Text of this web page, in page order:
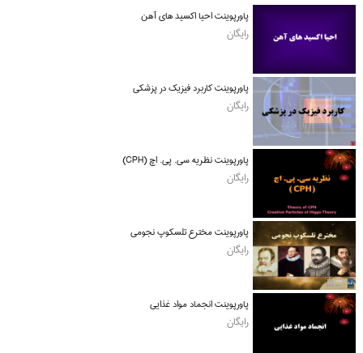
پاورپوینت احیا اکسید های آهن
رایگان
پاورپوینت کاربرد فیزیک در پزشکی
رایگان
پاورپوینت نظریه سی. پی. اچ (CPH)
رایگان
پاورپوینت مخترع تلسکوپ نجومی
رایگان
پاورپوینت انجماد مواد غذایی
رایگان